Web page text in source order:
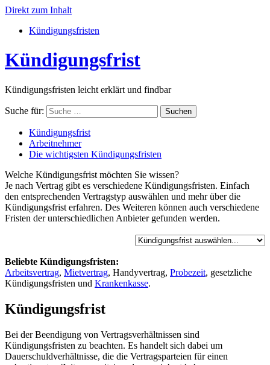
Direkt zum Inhalt
Kündigungsfristen
Kündigungsfrist
Kündigungsfristen leicht erklärt und findbar
Suche für: Suchen
Kündigungsfrist
Arbeitnehmer
Die wichtigsten Kündigungsfristen
Welche Kündigungsfrist möchten Sie wissen?
Je nach Vertrag gibt es verschiedene Kündigungsfristen. Einfach
den entsprechenden Vertragstyp auswählen und mehr über die
Kündigungsfrist erfahren. Des Weiteren können auch verschiedene
Fristen der unterschiedlichen Anbieter gefunden werden.
Beliebte Kündigungsfristen:
Arbeitsvertrag, Mietvertrag, Handyvertrag, Probezeit, gesetzliche
Kündigungsfristen und Krankenkasse.
Kündigungsfrist
Bei der Beendigung von Vertragsverhältnissen sind
Kündigungsfristen zu beachten. Es handelt sich dabei um
Dauerschuldverhältnisse, die die Vertragsparteien für einen